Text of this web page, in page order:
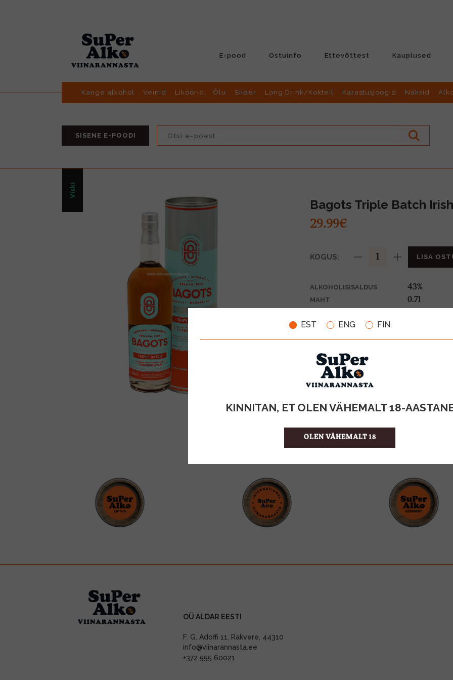
EST ENG FIN
KINNITAN, ET OLEN VÄHEMALT 18-
OLEN VÄHEMALT 18
E-pood Ostuinfo Ettevõttest Kauplused
Kange alkohol Veinid Liköörid Õlu Siider Long Drink/Kokteil Karastusjoogid Näksid
SISENE E-POODI
Viski
Bagots Triple Batch
29.99€
KOGUS: LISA
ALKOHOLISISALDUS 43%
MAHT 0.7l
TOOTE LIIK
ÜHIKU HIND
KOGUS KASTIS
OÜ ALDAR EESTI
F. G. Adoffi 11, Rakvere, 44310
info@viinarannasta.ee
+372 555 60021